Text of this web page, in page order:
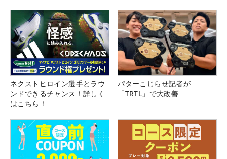
ネクストヒロイン選手とラウ
ンドできるチャンス！詳しく
はこちら！
パターこじらせ記者が
「TRTL」で大改善